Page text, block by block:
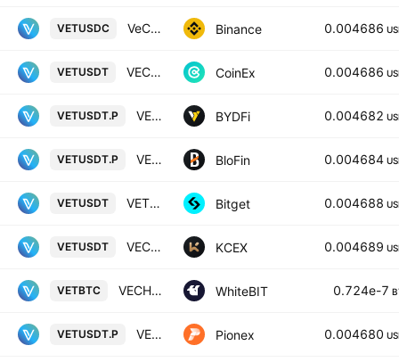
VETUSDC VeChain / USD Coin Binance 0.004686
VETUSDT VECHAIN / TETHER CoinEx 0.004686
VETUSDT.P VECHAIN / USD TETHER PERPETUAL SWAP CONTRACT BYDFi 0.004682
VETUSDT.P VECHAIN/USD TETHER PERPETUAL SWAP CONTRACT BloFin 0.004684
VETUSDT VETUSDT SPOT Bitget 0.004688
VETUSDT VECHAIN / USDT KCEX 0.004689
VETBTC VECHAIN / Bitcoin WhiteBIT 0.724e-7
VETUSDT.P VET USDT PERPETUAL Pionex 0.004680